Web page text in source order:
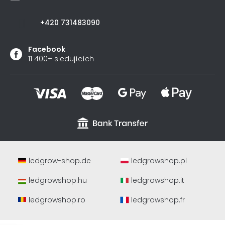
+420 731483090
Facebook
11 400+ sledujících
ledgrow-shop.de
ledgrowshop.pl
ledgrowshop.hu
ledgrowshop.it
ledgrowshop.ro
ledgrowshop.fr